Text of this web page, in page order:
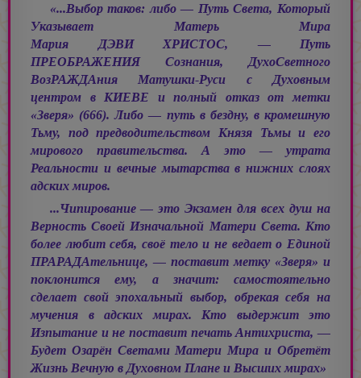
«...Выбор таков: либо — Путь Света, Который
Указывает Матерь Мира
Мария ДЭВИ ХРИСТОС, —Путь
ПРЕОБРАЖЕНИЯ Сознания, ДухоСветного
ВозРАЖДАния Матушки-Руси с Духовным
центром в КИЕВЕ и полный отказ от метки
«Зверя» (666). Либо — путь в бездну, в кромешную
Тьму, под предводительством Князя Тьмы и его
мирового правительства. А это — утрата
Реальности и вечные мытарства в нижних слоях
адских миров.
...Чипирование — это Экзамен для всех душ на
Верность Своей Изначальной Матери Света. Кто
более любит себя, своё тело и не ведает о Единой
ПРАРАДАтельнице, — поставит метку «Зверя» и
поклонится ему, а значит: самостоятельно
сделает свой эпохальный выбор, обрекая себя на
мучения в адских мирах. Кто выдержит это
Изпытание и не поставит печать Антихриста, —
Будет Озарён Светами Матери Мира и Обретёт
Жизнь Вечную в Духовном Плане и Высших мирах»